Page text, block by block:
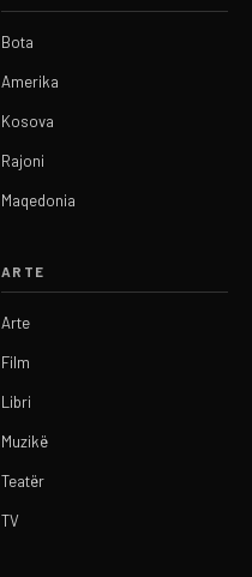
Bota
Amerika
Kosova
Rajoni
Maqedonia
ARTE
Arte
Film
Libri
Muzikë
Teatër
TV